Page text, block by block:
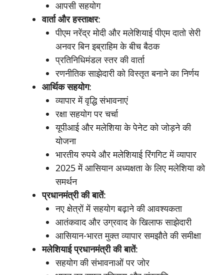
आपसी सहयोग
वार्ताऔरहस्ताक्षर:
पीएम नरेंद्र मोदी और मलेशियाई पीएम दातो सेरी
अनवर बिन इब्राहिम के बीच बैठक
प्रतिनिधिमंडल स्तर की वार्ता
रणनीतिक साझेदारी को विस्तृत बनाने का निर्णय
आर्थिकसहयोग:
व्यापार में वृद्धि संभावनाएं
रक्षा सहयोग पर चर्चा
यूपीआई और मलेशिया के पेनेट को जोड़ने की
योजना
भारतीय रुपये और मलेशियाई रिंगगिट में व्यापार
2025 में आसियान अध्यक्षता के लिए मलेशिया को
समर्थन
प्रधानमंत्रीकीबातें:
नए क्षेत्रों में सहयोग बढ़ाने की आवश्यकता
आतंकवाद और उग्रवाद के खिलाफ साझेदारी
आसियान-भारत मुक्त व्यापार समझौते की समीक्षा
मलेशियाईप्रधानमंत्रीकीबातें:
सहयोग की संभावनाओं पर जोर